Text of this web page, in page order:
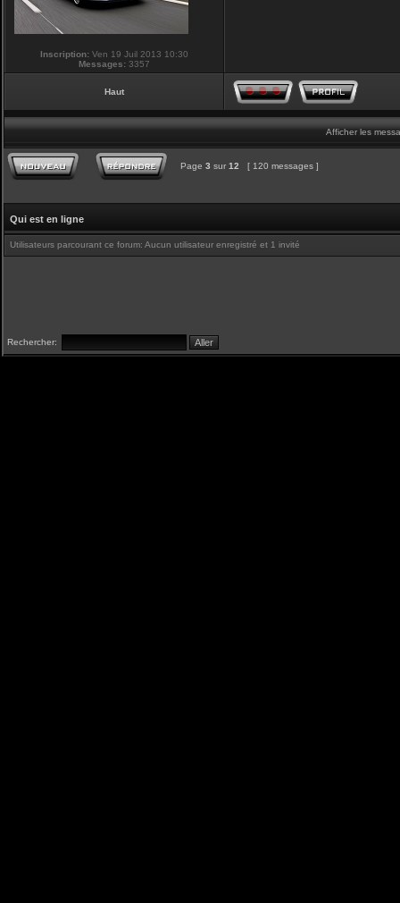
Inscription: Ven 19 Juil 2013 10:30
Messages: 3357
Haut
Afficher les
Page 3 sur 12 [ 120 messages ]
Qui est en ligne
Utilisateurs parcourant ce forum: Aucun utilisateur enregistré et 1 invité
Rechercher: